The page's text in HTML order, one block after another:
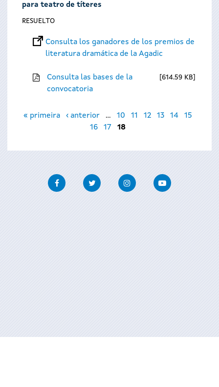
para teatro de títeres
RESUELTO
Consulta los ganadores de los premios de
literatura dramática de la Agadic
Consulta las bases de la
convocatoria
614.59 KB
Páginas
« primeira ‹ anterior … 10 11 12 13 14
15
16
17 18
FacebookTwitter InstagramYoutube